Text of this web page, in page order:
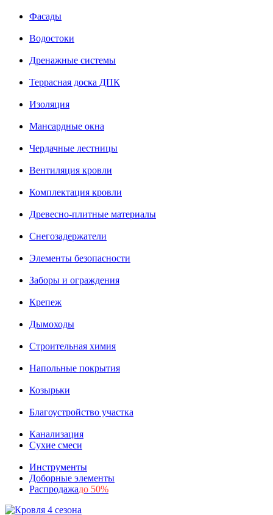
Фасады
Водостоки
Дренажные системы
Террасная доска ДПК
Изоляция
Мансардные окна
Чердачные лестницы
Вентиляция кровли
Комплектация кровли
Древесно-плитные материалы
Снегозадержатели
Элементы безопасности
Заборы и ограждения
Крепеж
Дымоходы
Строительная химия
Напольные покрытия
Козырьки
Благоустройство участка
Канализация
Сухие смеси
Инструменты
Доборные элементы
Распродажадо 50%